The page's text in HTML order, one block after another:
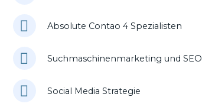
Absolute Contao 4 Spezialisten
Suchmaschinenmarketing und SEO
Social Media Strategie